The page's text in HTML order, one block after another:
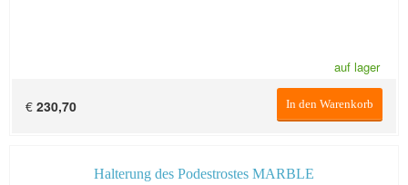
auf lager
In den Warenkorb
€ 230,70
Halterung des Podestrostes MARBLE